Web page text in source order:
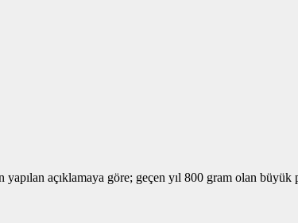
yapılan açıklamaya göre; geçen yıl 800 gram olan